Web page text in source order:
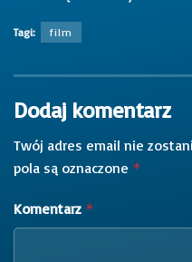
Tagi: film
Dodaj komentarz
Twój adres email nie
pola są oznaczone *
Komentarz *